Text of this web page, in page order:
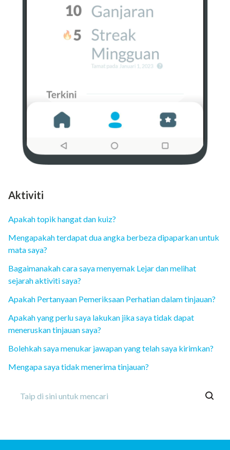
Aktiviti
Apakah topik hangat dan kuiz?
Mengapakah terdapat dua angka berbeza dipaparkan untuk
mata saya?
Bagaimanakah cara saya menyemak Lejar dan melihat
sejarah aktiviti saya?
Apakah Pertanyaan Pemeriksaan Perhatian dalam tinjauan?
Apakah yang perlu saya lakukan jika saya tidak dapat
meneruskan tinjauan saya?
Bolehkah saya menukar jawapan yang telah saya kirimkan?
Mengapa saya tidak menerima tinjauan?